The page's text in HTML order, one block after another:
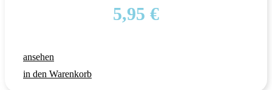
5,95 €
ansehen
in den Warenkorb